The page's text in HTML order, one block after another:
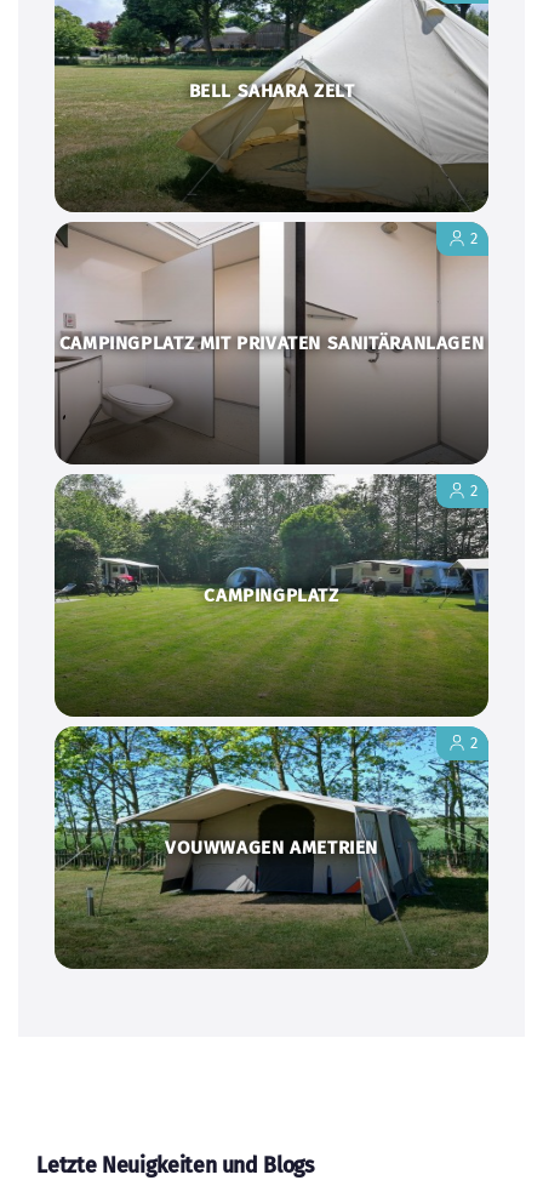
BELL SAHARA ZELT
CAMPINGPLATZ MIT PRIVATEN SANITÄRANLAGEN
2
CAMPINGPLATZ
2
VOUWWAGEN AMETRIEN
2
Letzte Neuigkeiten und Blogs